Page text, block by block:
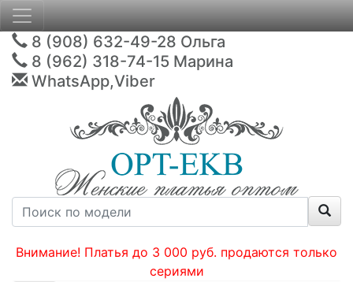
8 (908) 632-49-28 Ольга
8 (962) 318-74-15 Марина
WhatsApp,Viber
Внимание! Платья до 3 000 руб. продаются только
сериями